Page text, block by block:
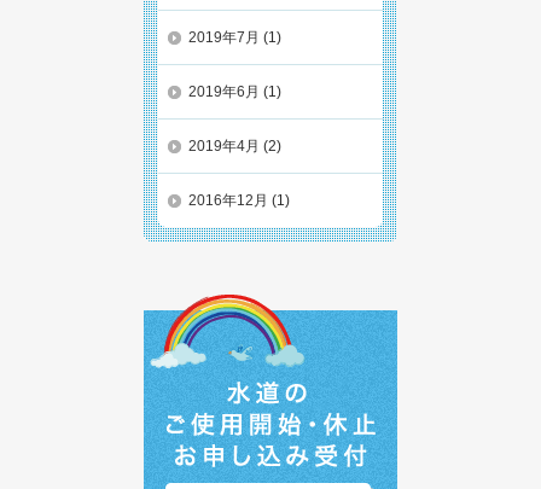
2019年7月 (1)
2019年6月 (1)
2019年4月 (2)
2016年12月 (1)